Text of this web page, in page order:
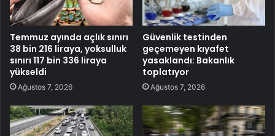
Temmuz ayında açlık sınırı
38 bin 216 liraya, yoksulluk
sınırı 117 bin 336 liraya
yükseldi
Ağustos 7, 2026
Güvenlik testinden
geçemeyen kıyafet
yasaklandı: Bakanlık
toplatıyor
Ağustos 7, 2026